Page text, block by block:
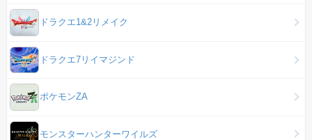
ドラクエ1&2リメイク
ドラクエ7リイマジンド
ポケモンZA
モンスターハンターワイルズ